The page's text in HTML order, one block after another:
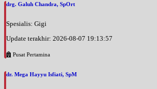
drg. Galuh Chandra, SpOrt
Spesialis: Gigi
Update terakhir: 2026-08-07 19:13:57
Pusat Pertamina
dr. Mega Hayyu Isfiati, SpM